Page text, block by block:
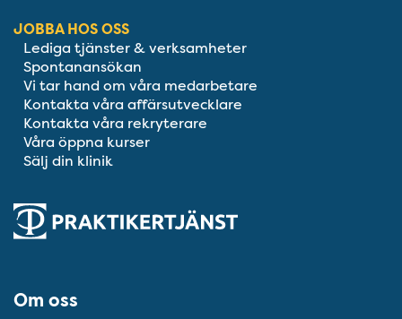
JOBBA HOS OSS
Lediga tjänster & verksamheter
Spontanansökan
Vi tar hand om våra medarbetare
Kontakta våra affärsutvecklare
Kontakta våra rekryterare
Våra öppna kurser
Sälj din klinik
Om oss